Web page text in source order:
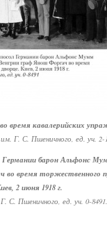
время кавалерийских
Г. С. Пшеничного, ед. уч. 2-
барон Альфонс
во время торжественного
2 июня 1918 г.
Пшеничного, ед. уч. 0-8491.